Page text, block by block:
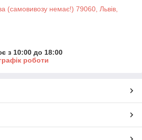
(самовивозу немає!) 79060, Львів,
з 10:00 до 18:00
роботи